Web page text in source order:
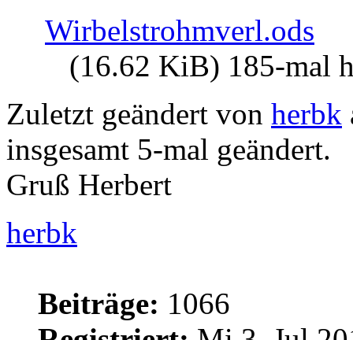
Wirbelstrohmverl.ods
(16.62 KiB) 185-mal
Zuletzt geändert von herbk
insgesamt 5-mal geändert.
Gruß Herbert
herbk
Beiträge: 1066